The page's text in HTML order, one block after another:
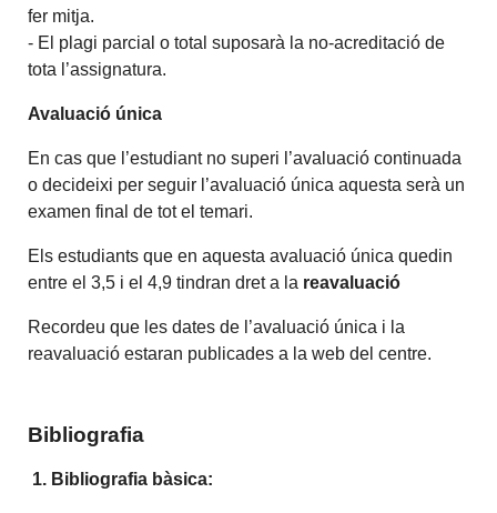
fer mitja.
- El plagi parcial o total suposarà la no-acreditació de
tota l’assignatura.
Avaluació única
En cas que l’estudiant no superi l’avaluació continuada
o decideixi per seguir l’avaluació única aquesta serà un
examen final de tot el temari.
Els estudiants que en aquesta avaluació única quedin
entre el 3,5 i el 4,9 tindran dret a la reavaluació
Recordeu que les dates de l’avaluació única i la
reavaluació estaran publicades a la web del centre.
Bibliografia
1. Bibliografia bàsica: